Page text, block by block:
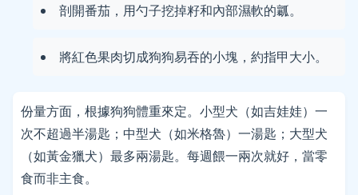
剖開番茄，用勺子挖掉籽和內部濕軟的瓤。
將紅色果肉切成狗狗易吞的小塊，約指甲大小。
份量方面，根據狗狗體重來定。小型犬（如吉娃娃）一
次不超過半湯匙；中型犬（如米格魯）一湯匙；大型犬
（如黃金獵犬）最多兩湯匙。每週餵一兩次就好，當零
食而非主食。